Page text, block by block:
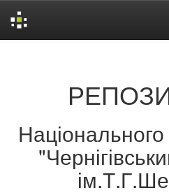
Національного